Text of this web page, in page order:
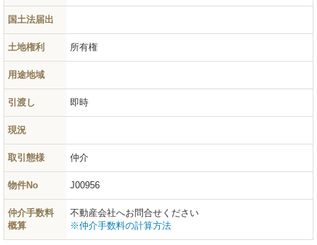
国土法届出
土地権利 所有権
用途地域
引渡し 即時
現況
取引態様 仲介
物件No J00956
仲介手数料
概算
不動産会社へお問合せください
※仲介手数料の計算方法